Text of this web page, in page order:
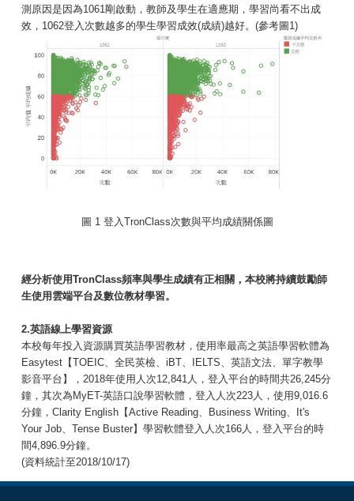
測原因是因為1061剛啟動，教師及學生在適應期，學習尚看不出成
效，1062登入次數越多的學生學習成效(成績)越好。(參考圖1)
圖 1 登入TronClass次數與平均成績關係圖
經分析使用TronClass頻率與學生成績有正相關，本校將持續鼓勵師
生使用雲端平台及數位教材學習。
2.英語線上學習資源
本校每年投入資源購買英語學習教材，使用率最高之英語學習軟體為
Easytest【TOEIC、全民英檢、iBT、IELTS、英語文法、單字教學
影音平台】，2018年使用人次12,841人，登入平台的時間共26,245分
鐘，其次為MyET-英語口說學習軟體，登入人次223人，使用9,016.6
分鐘，Clarity English【Active Reading、Business Writing、It's
Your Job、Tense Buster】學習軟體登入人次166人，登入平台的時
間4,896.9分鐘。
(資料統計至2018/10/17)